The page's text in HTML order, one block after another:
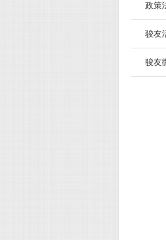
政策
骏友
骏友